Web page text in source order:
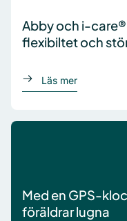
Abby och i-
flexibiltet och
Läs merom
Med en GPS-
föräldrar lugna